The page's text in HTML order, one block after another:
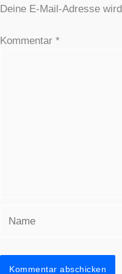
Deine E-Mail-Adresse
Kommentar *